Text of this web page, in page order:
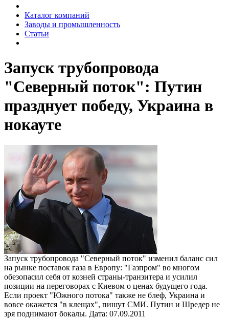
Каталог компаний
Заводы и промышленность
Статьи
Запуск трубопровода
"Северный поток": Путин
празднует победу, Украина в
нокауте
Запуск трубопровода "Северный поток" изменил баланс сил
на рынке поставок газа в Европу: "Газпром" во многом
обезопасил себя от козней страны-транзитера и усилил
позиции на переговорах с Киевом о ценах будущего года.
Если проект "Южного потока" также не блеф, Украина и
вовсе окажется "в клещах", пишут СМИ. Путин и Шредер не
зря поднимают бокалы. Дата: 07.09.2011